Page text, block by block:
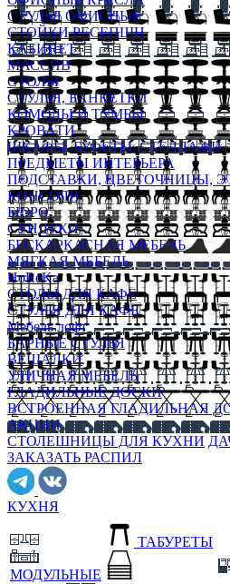
СТУЛЬЯ ОФИСНЫЕ
СТОЙКИ РЕСЕПШН
КАБИНЕТ
МАССИВ
СТОЛЫ
СТУЛЬЯ, БАНКЕТКИ
КОМОДЫ И ТУМБЫ
КРОВАТИ
ШКАФЫ, БУФЕТЫ, СТЕЛЛАЖИ
ПРЕДМЕТЫ ИНТЕРЬЕРА
ПОДСТАВКИ, ЦВЕТОЧНИЦЫ,
КОНСОЛИ
БЮРО
СУНДУКИ
БЕСКАРКАСНАЯ МЕБЕЛЬ
МЯГКАЯ МЕБЕЛЬ
HoReKa
СТОЛЫ ДЛЯ КАФЕ
СТУЛЬЯ ДЛЯ КАФЕ
Мебель лофт
БАРНЫЕ СТУЛЬЯ
ВЕШАЛКИ
УЛИЧНАЯ МЕБЕЛЬ
ГЛАДИЛЬНЫЕ ДОСКИ
ВСТРОЕННАЯ ГЛАДИЛЬНАЯ
АКЦИИ
СТОЛЕШНИЦЫ ДЛЯ КУХНИ
ЗАКАЗАТЬ РАСПИЛ
КУХНЯ
МОДУЛЬНЫЕ
ТАБУРЕТЫ